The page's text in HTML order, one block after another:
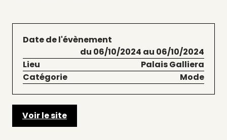
Date de l'évènement
du 06/10/2024 au 06/10/2024
Lieu
Palais Galliera
Catégorie
Mode
Voir le site